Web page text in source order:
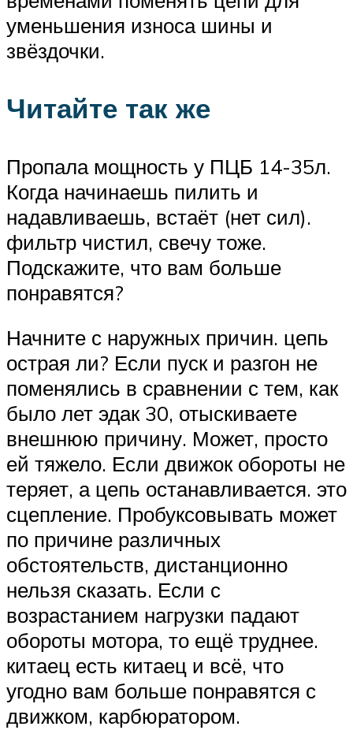
уменьшения износа шины и
звёздочки.
Читайте так же
Пропала мощность у ПЦБ 14-35л.
Когда начинаешь пилить и
надавливаешь, встаёт (нет сил).
фильтр чистил, свечу тоже.
Подскажите, что вам больше
понравятся?
Начните с наружных причин. цепь
острая ли? Если пуск и разгон не
поменялись в сравнении с тем, как
было лет эдак 30, отыскиваете
внешнюю причину. Может, просто
ей тяжело. Если движок обороты не
теряет, а цепь останавливается. это
сцепление. Пробуксовывать может
по причине различных
обстоятельств, дистанционно
нельзя сказать. Если с
возрастанием нагрузки падают
обороты мотора, то ещё труднее.
китаец есть китаец и всё, что
угодно вам больше понравятся с
движком, карбюратором.